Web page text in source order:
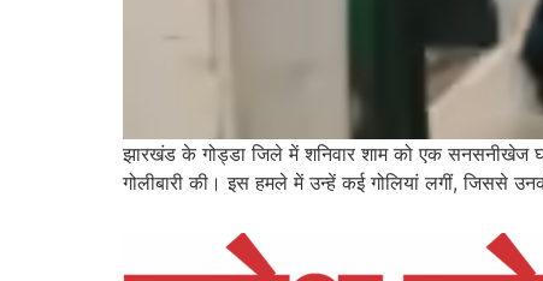
झारखंड के गोड्डा जिले में शनिवार शाम को एक सनसनीखेज
गोलीबारी की। इस हमले में उन्हें कई गोलियां लगीं, जिससे